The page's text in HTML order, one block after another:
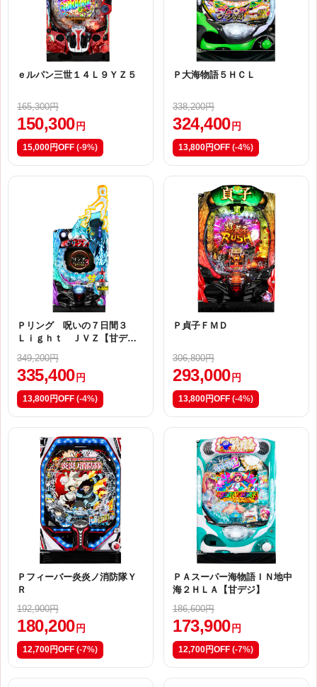
ｅルパン三世１４Ｌ９ＹＺ５
165,300円
150,300 円
15,000円OFF (-9%)
Ｐ大海物語５ＨＣＬ
338,200円
324,400 円
13,800円OFF (-4%)
Ｐリング 呪いの７日間３
Ｌｉｇｈｔ ＪＶＺ【甘デ
349,200円
335,400円
13,800円OFF (-4%)
Ｐ貞子ＦＭＤ
306,800円
293,000円
13,800円OFF (-4%)
Ｐフィーバー炎炎ノ消防隊Ｙ
Ｒ
192,900円
180,200 円
12,700円OFF (-7%)
ＰＡスーパー海物語ＩＮ地中
海２ＨＬＡ【甘デジ】
186,600円
173,900 円
12,700円OFF (-7%)